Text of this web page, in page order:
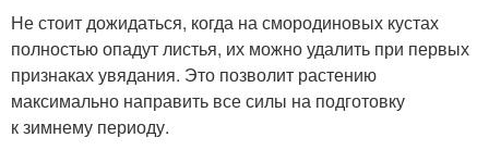
Не стоит дожидаться, когда на смородиновых кустах
полностью опадут листья, их можно удалить при первых
признаках увядания. Это позволит растению
максимально направить все силы на подготовку
к зимнему периоду.